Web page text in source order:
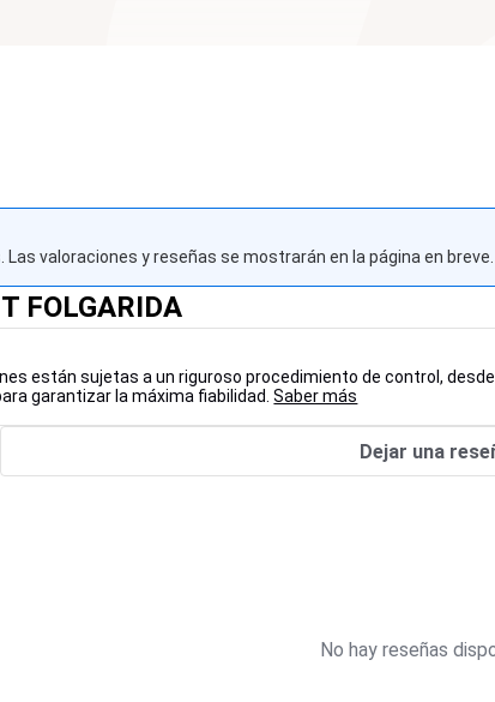
valoraciones y reseñas se mostrarán en la página en breve.
FOLGARIDA
están sujetas a un riguroso procedimiento de control,
garantizar la máxima fiabilidad.Saber más
Dejar una
No hay reseñas